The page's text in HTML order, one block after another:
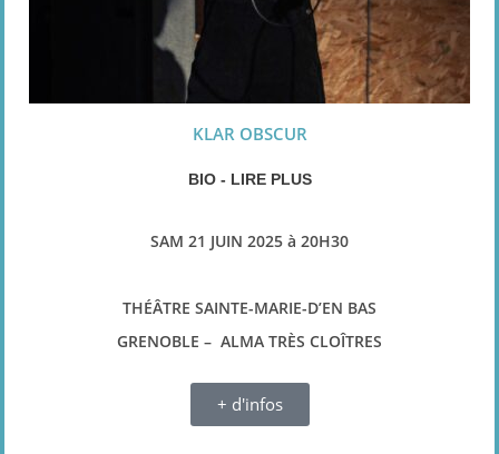
KLAR OBSCUR
BIO - LIRE PLUS
SAM 21 JUIN 2025 à 20H30
THÉÂTRE SAINTE-MARIE-D’EN BAS
GRENOBLE – ALMA TRÈS CLOÎTRES
+ d'infos